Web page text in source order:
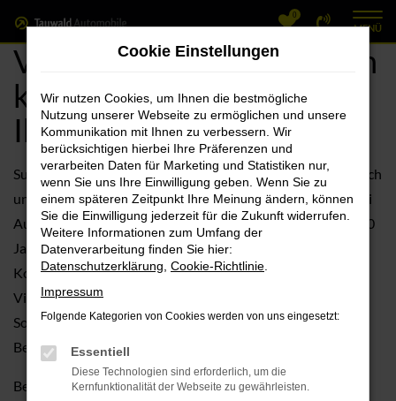
Zum
Hauptinhalt
springen
0
MENÜ
VW Golf Gebrauchtwagen
kaufen, finanzieren bei
Ihrem VW Händler
Suchen Sie nach einem neuen Fahrzeug? Dann sollten Sie sich
unbedingt die Auswahl an gebrauchten VW Fahrzeugen bei
Autohaus Tauwald GmbH genauer anschauen. Mit über 100
Jahren Erfahrung im Automobilsektor stehen wir für
Kompetenz und erstklassigen Service. Entdecken Sie die
Vielfalt der gebrauchten VW Fahrzeuge in unserem
Sortiment und lassen Sie sich von unserer umfassenden
Beratung überzeugen.
Bei uns erhalten Sie nicht nur Ihr Traumauto, sondern auch
Cookie Einstellungen
Wir nutzen Cookies, um Ihnen die bestmögliche
Nutzung unserer Webseite zu ermöglichen und unsere
Kommunikation mit Ihnen zu verbessern. Wir
berücksichtigen hierbei Ihre Präferenzen und
verarbeiten Daten für Marketing und Statistiken nur,
wenn Sie uns Ihre Einwilligung geben. Wenn Sie zu
einem späteren Zeitpunkt Ihre Meinung ändern, können
Sie die Einwilligung jederzeit für die Zukunft widerrufen.
Weitere Informationen zum Umfang der
Datenverarbeitung finden Sie hier:
Datenschutzerklärung Cookie-Richtlinie
Impressum
Folgende Kategorien von Cookies werden von uns eingesetzt:
Essentiell
Diese Technologien sind erforderlich, um die
Kernfunktionalität der Webseite zu gewährleisten.